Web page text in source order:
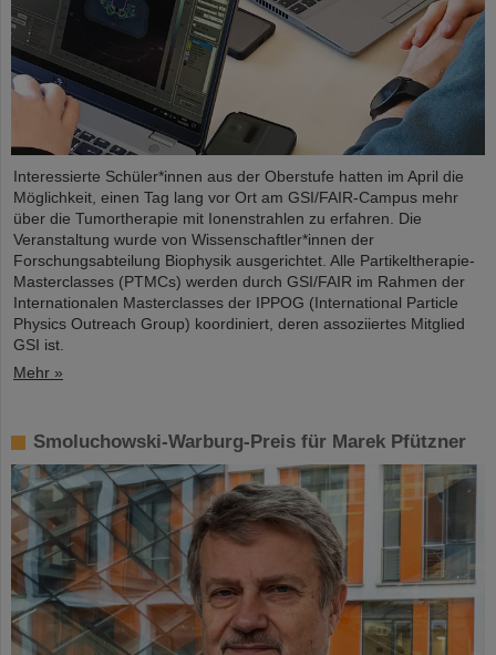
Interessierte Schüler*innen aus der Oberstufe hatten im April die
Möglichkeit, einen Tag lang vor Ort am GSI/FAIR-Campus mehr
über die Tumortherapie mit Ionenstrahlen zu erfahren. Die
Veranstaltung wurde von Wissenschaftler*innen der
Forschungsabteilung Biophysik ausgerichtet. Alle Partikeltherapie-
Masterclasses (PTMCs) werden durch GSI/FAIR im Rahmen der
Internationalen Masterclasses der IPPOG (International Particle
Physics Outreach Group) koordiniert, deren assoziiertes Mitglied
GSI ist.
Mehr »
Smoluchowski-Warburg-Preis für Marek Pfützner